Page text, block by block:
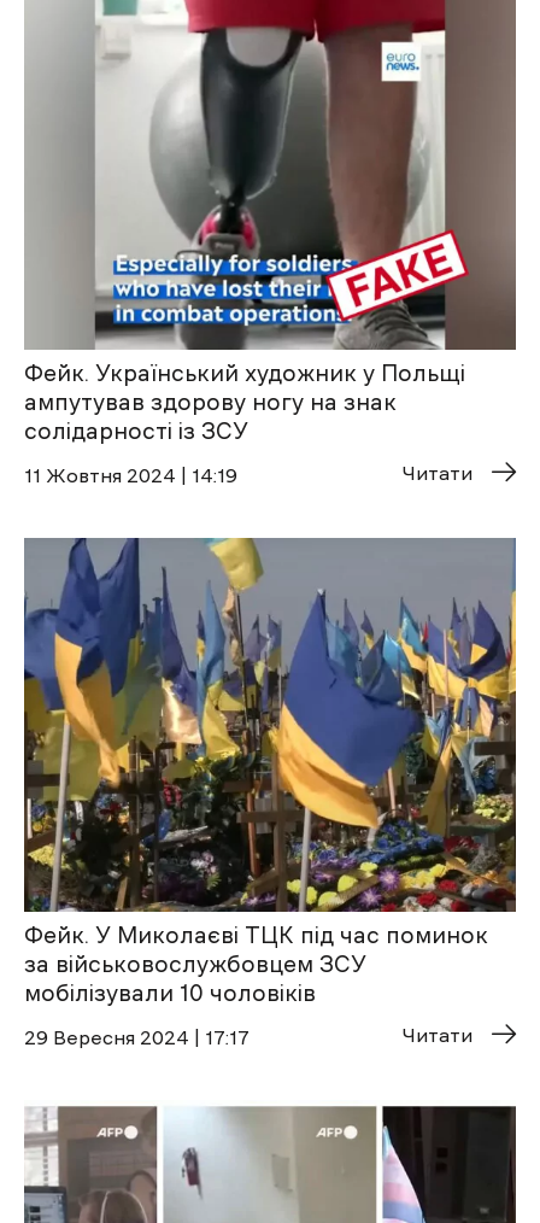
Фейк. Український художник у Польщі
ампутував здорову ногу на знак
солідарності із ЗСУ
11 Жовтня 2024 | 14:19 Читати
Фейк. У Миколаєві ТЦК під час поминок
за військовослужбовцем ЗСУ
мобілізували 10 чоловіків
29 Вересня 2024 | 17:17 Читати